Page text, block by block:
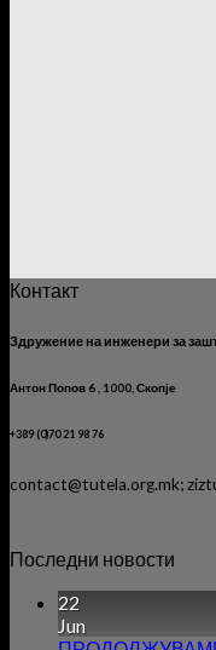
Контакт
Здружение на инженери за
Антон Попов 6 , 1000, Скопје
+389 (0)70 21 98 76
contact@tutela.org.mk;
Последни новости
22
Jun